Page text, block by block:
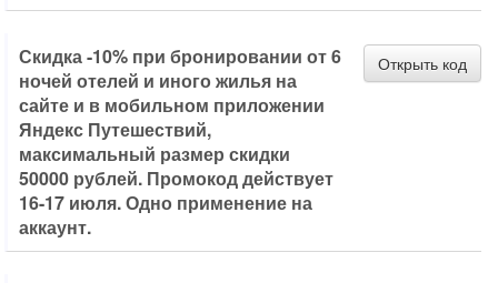
Скидка -10% при бронировании от 6
ночей отелей и иного жилья на
сайте и в мобильном приложении
Яндекс Путешествий,
максимальный размер скидки
50000 рублей. Промокод действует
16-17 июля. Одно применение на
аккаунт.
Открыть код